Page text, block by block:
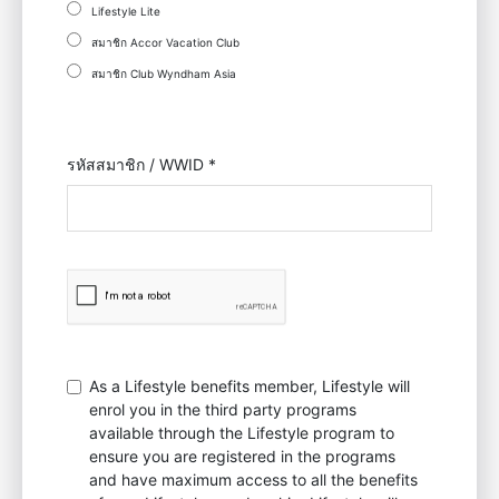
Lifestyle Lite
สมาชิก Accor Vacation Club
สมาชิก Club Wyndham Asia
รหัสสมาชิก / WWID *
As a Lifestyle benefits member, Lifestyle will
enrol you in the third party programs
available through the Lifestyle program to
ensure you are registered in the programs
and have maximum access to all the benefits